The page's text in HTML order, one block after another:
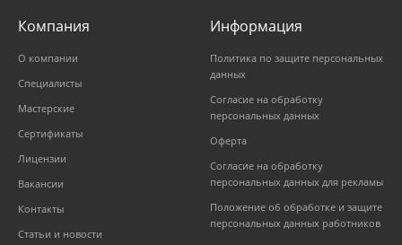
Компания
О компании
Специалисты
Мастерские
Сертификаты
Лицензии
Вакансии
Контакты
Статьи и новости
Информация
Политика по защите персональных
данных
Согласие на обработку
персональных данных
Оферта
Согласие на обработку
персональных данных для рекламы
Положение об обработке и защите
персональных данных работников